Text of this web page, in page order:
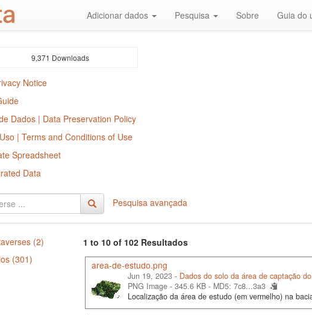
Adicionar dados Pesquisa Sobre Guia do
9,371 Downloads
Notice
Dados | Data Preservation Policy
| Terms and Conditions of Use
Spreadsheet
Data
Pesquisa avançada
(2)
(301)
1 to 10 of 102 Resultados
area-de-estudo.png
Jun 19, 2023 - Dados do solo da área de captação
PNG Image - 345.6 KB - MD5: 7c8...3a3
Localização da área de estudo (em vermelho) na